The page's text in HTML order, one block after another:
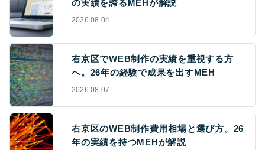
の実績を誇るMEHが解説
2026.08.04
右京区でWEB制作の実績を重視する方
へ。26年の経験で成果を出すMEH
2026.08.07
右京区のWEB制作費用相場と選び方。26
年の実績を持つMEHが解説